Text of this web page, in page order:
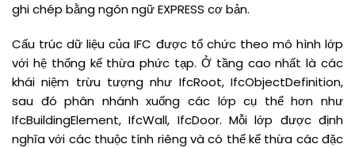
ghi chép bằng ngôn ngữ EXPRESS cơ bản.
Cấu trúc dữ liệu của IFC được tổ chức theo mô hình lớp
với hệ thống kế thừa phức tạp. Ở tầng cao nhất là các
khái niệm trừu tượng như IfcRoot, IfcObjectDefinition,
sau đó phân nhánh xuống các lớp cụ thể hơn như
IfcBuildingElement, IfcWall, IfcDoor. Mỗi lớp được định
nghĩa với các thuộc tính riêng và có thể kế thừa các đặc